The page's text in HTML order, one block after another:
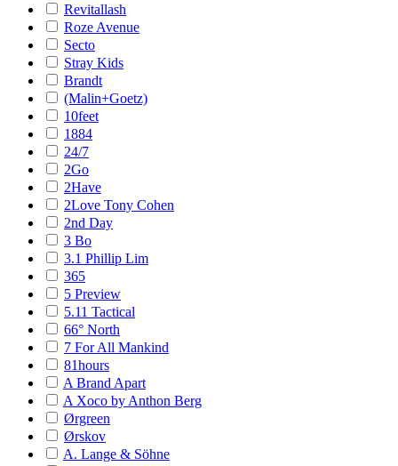
Revitallash
Roze Avenue
Secto
Stray Kids
Brandt
(Malin+Goetz)
10feet
1884
24/7
2Go
2Have
2Love Tony Cohen
2nd Day
3 Bo
3.1 Phillip Lim
365
5 Preview
5.11 Tactical
66° North
7 For All Mankind
81hours
A Brand Apart
A Xoco by Anthon Berg
Ørgreen
Ørskov
A. Lange & Söhne